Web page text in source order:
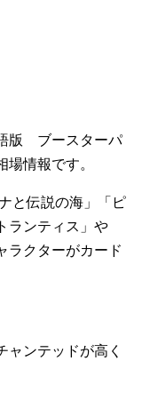
版 ブースターパ
情報です。
と伝説の海」「ピ
ランティス」や
ラクターがカード
ャンテッドが高く